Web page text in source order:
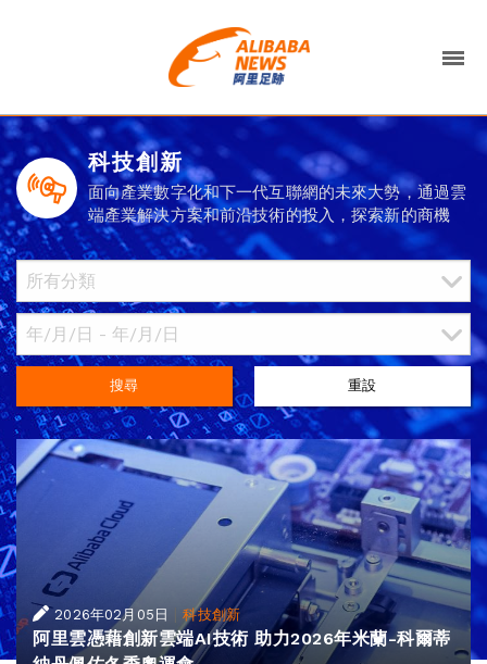
科技創新
面向產業數字化和下一代互聯網的未來大勢，通過雲
端產業解決方案和前沿技術的投入，探索新的商機
搜尋 重設
2026年02月05日 |科技創新
阿里雲憑藉創新雲端AI技術 助力2026年米蘭-科爾蒂